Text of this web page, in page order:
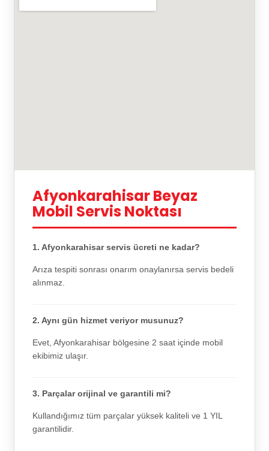
Afyonkarahisar Beyaz
Mobil Servis Noktası
1. Afyonkarahisar servis ücreti ne kadar?
Arıza tespiti sonrası onarım onaylanırsa servis bedeli
alınmaz.
2. Aynı gün hizmet veriyor musunuz?
Evet, Afyonkarahisar bölgesine 2 saat içinde mobil
ekibimiz ulaşır.
3. Parçalar orijinal ve garantili mi?
Kullandığımız tüm parçalar yüksek kaliteli ve 1 YIL
garantilidir.